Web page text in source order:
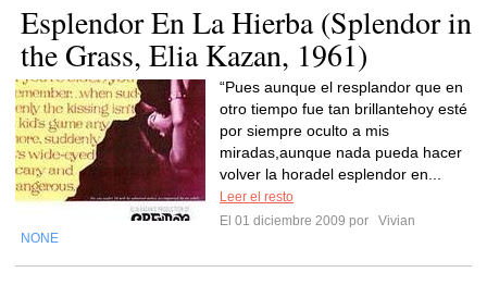
Esplendor En La Hierba (Splendor in
the Grass, Elia Kazan, 1961)
“Pues aunque el resplandor que en
otro tiempo fue tan brillantehoy esté
por siempre oculto a mis
miradas,aunque nada pueda hacer
volver la horadel esplendor en...
Leer el resto
El 01 diciembre 2009 por
Vivian
NONE